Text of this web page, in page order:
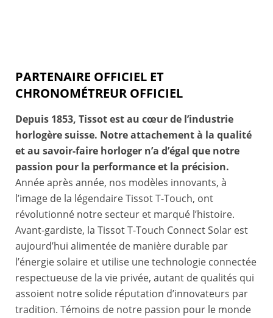
PARTENAIRE OFFICIEL ET
CHRONOMÉTREUR OFFICIEL
Depuis 1853, Tissot est au cœur de l’industrie
horlogère suisse. Notre attachement à la qualité
et au savoir-faire horloger n’a d’égal que notre
passion pour la performance et la précision.
Année après année, nos modèles innovants, à
l’image de la légendaire Tissot T-Touch, ont
révolutionné notre secteur et marqué l’histoire.
Avant-gardiste, la Tissot T-Touch Connect Solar est
aujourd’hui alimentée de manière durable par
l’énergie solaire et utilise une technologie connectée
respectueuse de la vie privée, autant de qualités qui
assoient notre solide réputation d’innovateurs par
tradition. Témoins de notre passion pour le monde